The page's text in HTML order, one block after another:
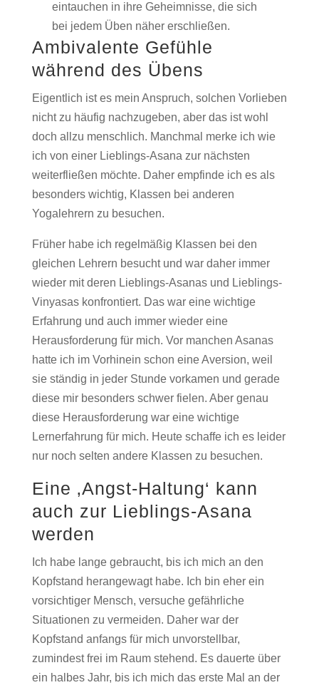
eintauchen in ihre Geheimnisse, die sich
bei jedem Üben näher erschließen.
Ambivalente Gefühle
während des Übens
Eigentlich ist es mein Anspruch, solchen Vorlieben
nicht zu häufig nachzugeben, aber das ist wohl
doch allzu menschlich. Manchmal merke ich wie
ich von einer Lieblings-Asana zur nächsten
weiterfließen möchte. Daher empfinde ich es als
besonders wichtig, Klassen bei anderen
Yogalehrern zu besuchen.
Früher habe ich regelmäßig Klassen bei den
gleichen Lehrern besucht und war daher immer
wieder mit deren Lieblings-Asanas und Lieblings-
Vinyasas konfrontiert. Das war eine wichtige
Erfahrung und auch immer wieder eine
Herausforderung für mich. Vor manchen Asanas
hatte ich im Vorhinein schon eine Aversion, weil
sie ständig in jeder Stunde vorkamen und gerade
diese mir besonders schwer fielen. Aber genau
diese Herausforderung war eine wichtige
Lernerfahrung für mich. Heute schaffe ich es leider
nur noch selten andere Klassen zu besuchen.
Eine ‚Angst-Haltung‘ kann
auch zur Lieblings-Asana
werden
Ich habe lange gebraucht, bis ich mich an den
Kopfstand herangewagt habe. Ich bin eher ein
vorsichtiger Mensch, versuche gefährliche
Situationen zu vermeiden. Daher war der
Kopfstand anfangs für mich unvorstellbar,
zumindest frei im Raum stehend. Es dauerte über
ein halbes Jahr, bis ich mich das erste Mal an der